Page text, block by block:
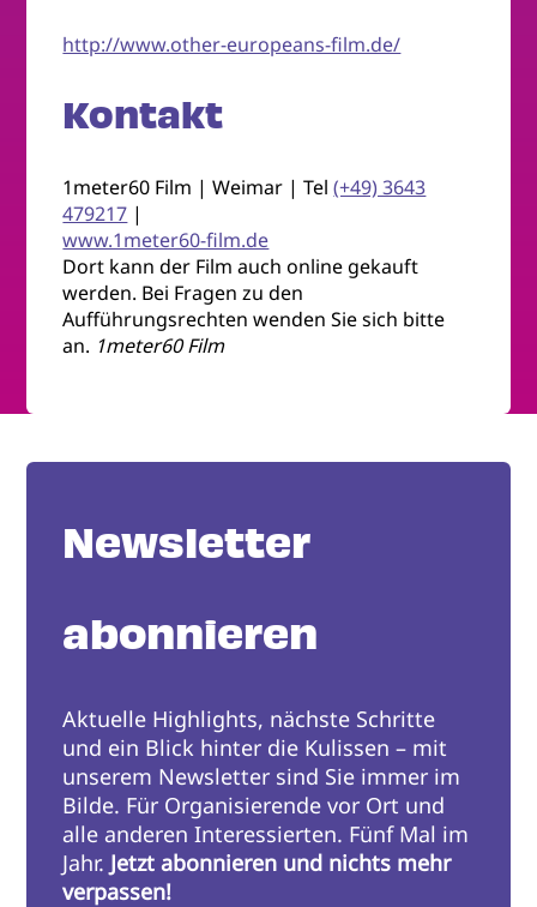
http://www.other-europeans-film.de/
Kontakt
1meter60 Film | Weimar | Tel(+49) 3643
479217 |
www.1meter60-film.de
Dort kann der Film auch online gekauft
werden. Bei Fragen zu den
Aufführungsrechten wenden Sie sich bitte
an. 1meter60 Film
Newsletter
abonnieren
Aktuelle Highlights, nächste Schritte
und ein Blick hinter die Kulissen – mit
unserem Newsletter sind Sie immer im
Bilde. Für Organisierende vor Ort und
alle anderen Interessierten. Fünf Mal im
Jahr. Jetzt abonnieren und nichts mehr
verpassen!